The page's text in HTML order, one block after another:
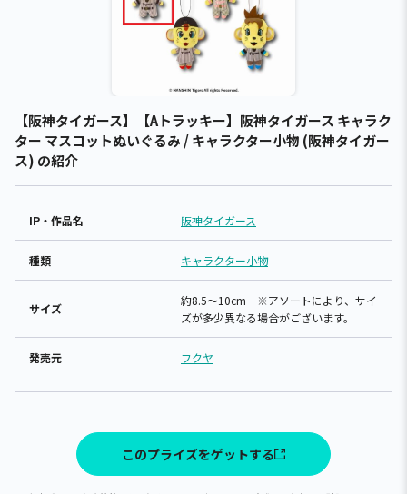
【阪神タイガース】【Aトラッキー】阪神タイガース キャラク
ター マスコットぬいぐるみ / キャラクター小物 (阪神タイガー
ス) の紹介
IP・作品名 阪神タイガース
種類 キャラクター小物
サイズ
約8.5～10cm ※アソートにより、サイ
ズが多少異なる場合がございます。
発売元 フクヤ
このプライズをゲットする